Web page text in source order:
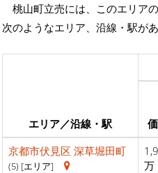
桃山町立売には、このエリア
次のようなエリア、沿線・駅があ
エリア／沿線・駅
京都市伏見区 深草堀田町
(5) [エリア]
万